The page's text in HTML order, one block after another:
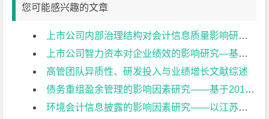
您可能感兴趣的文章
上市公司内部治理结构对会计信息质量影响研究文献综述
上市公司智力资本对企业绩效的影响研究—基于中国电子元件行业的数据文献综述
高管团队异质性、研发投入与业绩增长文献综述
债务重组盈余管理的影响因素研究——基于2012年-2017年制造业上市公司的分析文献综述
环境会计信息披露的影响因素研究——以江苏省重污染上市公司为例文献综述